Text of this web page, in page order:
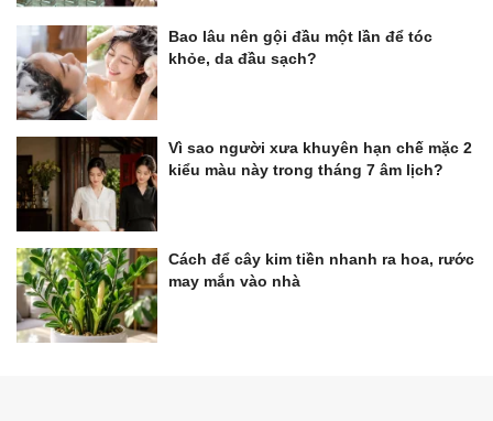
Bao lâu nên gội đầu một lần để tóc
khỏe, da đầu sạch?
Vì sao người xưa khuyên hạn chế mặc 2
kiểu màu này trong tháng 7 âm lịch?
Cách để cây kim tiền nhanh ra hoa, rước
may mắn vào nhà